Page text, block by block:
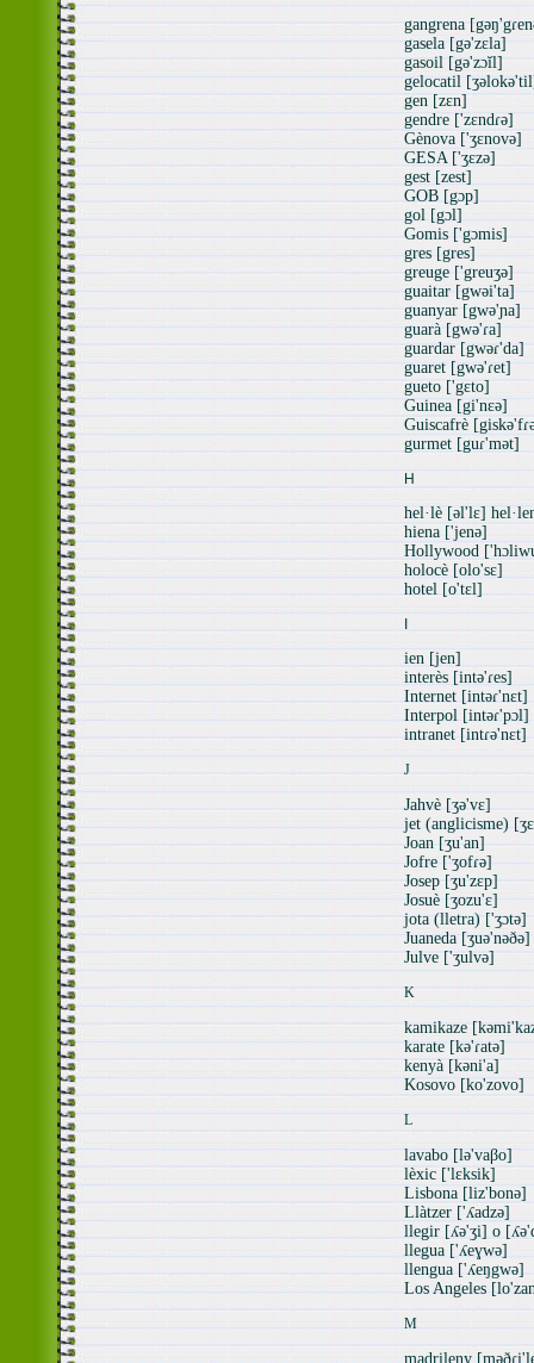
gangrena
gasela [gə'zɛla]
gasoil [gə'zɔĭl]
gelocatil
gen [zɛn]
gendre ['zɛndɾə]
Gènova ['ʒɛnovə]
GESA ['ʒɛzə]
gest [zest]
GOB [gɔp]
gol [gɔl]
Gomis ['gɔmis]
gres [gres]
greuge ['greuʒə]
guaitar [gwəi'ta]
guanyar [gwə'ɲa]
guarà [gwə'ɾa]
guardar [gwəɾ'da]
guaret [gwə'ɾet]
gueto ['gɛto]
Guinea [gi'nɛə]
Guiscafrè
gurmet [guɾ'mət]
H
hel·lè [əl'lɛ]
hiena ['jenə]
Hollywood
holocè [olo'sɛ]
hotel [o'tɛl]
ien [jen]
interès [intə'ɾes]
Internet [intəɾ'nɛt]
Interpol [intəɾ'pɔl]
intranet [intɾə'nɛt]
J
Jahvè [ʒə'vɛ]
jet (anglicisme)
Joan [ʒu'an]
Jofre ['ʒofɾə]
Josep [ʒu'zɛp]
Josuè [ʒozu'ɛ]
jota (lletra) ['ʒɔtə]
Juaneda [ʒuə'nəðə]
Julve ['ʒulvə]
K
kamikaze
karate [kə'ɾatə]
kenyà [kəni'a]
Kosovo [ko'zovo]
L
lavabo [lə'vaβo]
lèxic ['lɛksik]
Lisbona [liz'bonə]
Llàtzer ['ʎadzə]
llegir [ʎə'ʒi] o
llegua ['ʎeɣwə]
llengua ['ʎeŋgwə]
Los Angeles
M
madrileny